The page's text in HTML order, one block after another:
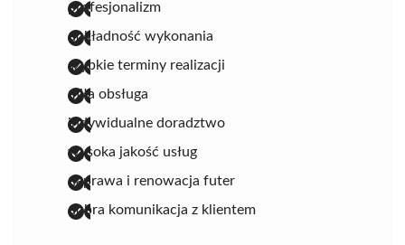
profesjonalizm
dokładność wykonania
szybkie terminy realizacji
miła obsługa
indywidualne doradztwo
wysoka jakość usług
naprawa i renowacja futer
dobra komunikacja z klientem